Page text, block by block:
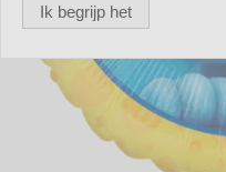
Ik begrijp het